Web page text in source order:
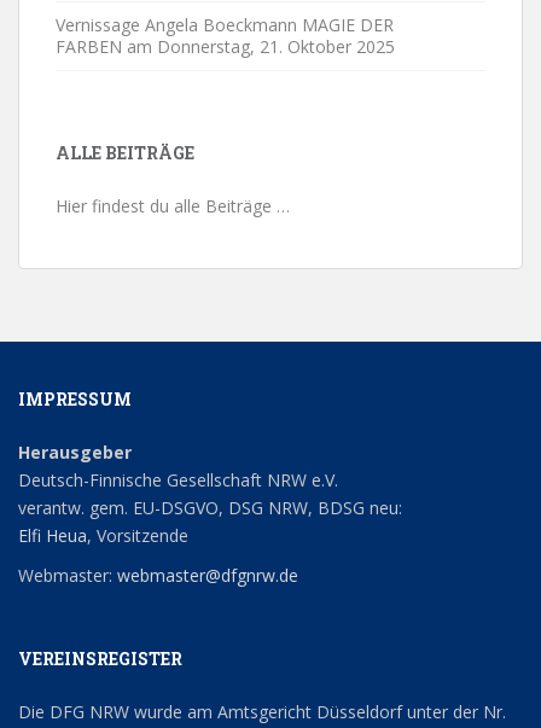
Vernissage Angela Boeckmann MAGIE DER
FARBEN am Donnerstag, 21. Oktober 2025
ALLE BEITRÄGE
Hier findest du alle Beiträge …
IMPRESSUM
Herausgeber
Deutsch-Finnische Gesellschaft NRW e.V.
verantw. gem. EU-DSGVO, DSG NRW, BDSG neu:
Elfi Heua, Vorsitzende
Webmaster: webmaster@dfgnrw.de
VEREINSREGISTER
Die DFG NRW wurde am Amtsgericht Düsseldorf unter der Nr.